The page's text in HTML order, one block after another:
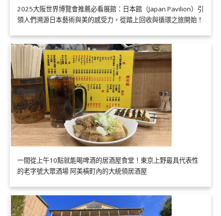
2025大阪世界博覽會推薦必看展館：日本館（Japan Pavilion）引
領人們溯源日本藝術與美的感受力，從踏上回收與循環之旅開始！
一間從上午10點就能喝啤酒的居酒屋食堂！東京上野最具代表性
的老字號大眾酒場 阿美橫町內的大統領居酒屋